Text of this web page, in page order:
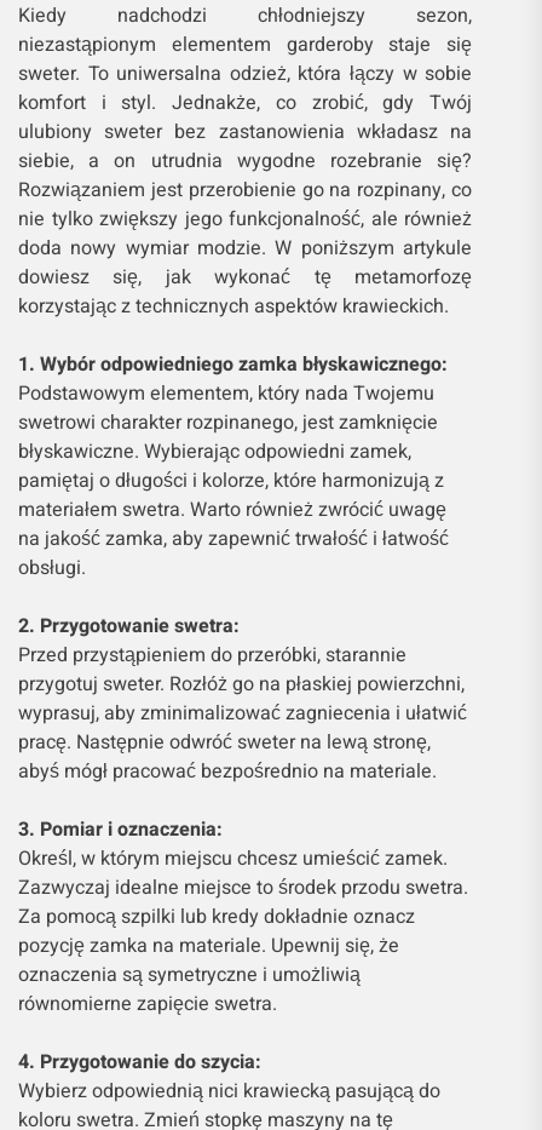
Kiedy nadchodzi chłodniejszy sezon,
niezastąpionym elementem garderoby staje się
sweter. To uniwersalna odzież, która łączy w sobie
komfort i styl. Jednakże, co zrobić, gdy Twój
ulubiony sweter bez zastanowienia wkładasz na
siebie, a on utrudnia wygodne rozebranie się?
Rozwiązaniem jest przerobienie go na rozpinany, co
nie tylko zwiększy jego funkcjonalność, ale również
doda nowy wymiar modzie. W poniższym artykule
dowiesz się, jak wykonać tę metamorfozę
korzystając z technicznych aspektów krawieckich.
1. Wybór odpowiedniego zamka błyskawicznego:
Podstawowym elementem, który nada Twojemu
swetrowi charakter rozpinanego, jest zamknięcie
błyskawiczne. Wybierając odpowiedni zamek,
pamiętaj o długości i kolorze, które harmonizują z
materiałem swetra. Warto również zwrócić uwagę
na jakość zamka, aby zapewnić trwałość i łatwość
obsługi.
2. Przygotowanie swetra:
Przed przystąpieniem do przeróbki, starannie
przygotuj sweter. Rozłóż go na płaskiej powierzchni,
wyprasuj, aby zminimalizować zagniecenia i ułatwić
pracę. Następnie odwróć sweter na lewą stronę,
abyś mógł pracować bezpośrednio na materiale.
3. Pomiar i oznaczenia:
Określ, w którym miejscu chcesz umieścić zamek.
Zazwyczaj idealne miejsce to środek przodu swetra.
Za pomocą szpilki lub kredy dokładnie oznacz
pozycję zamka na materiale. Upewnij się, że
oznaczenia są symetryczne i umożliwią
równomierne zapięcie swetra.
4. Przygotowanie do szycia:
Wybierz odpowiednią nici krawiecką pasującą do
koloru swetra. Zmień stopkę maszyny na tę